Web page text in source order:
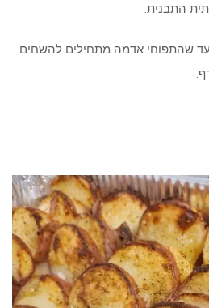
התבנית.
כ-30-40 דקות עד שהתפוחי אדמה מתחילים להשחים